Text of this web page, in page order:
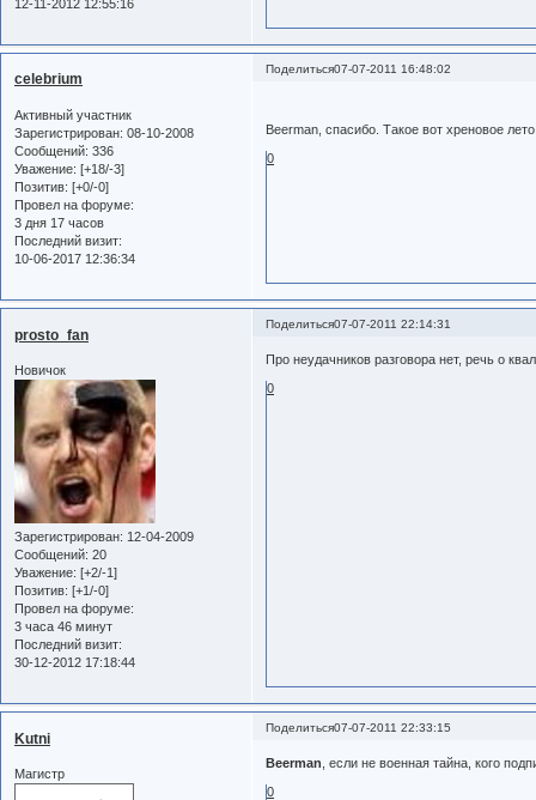
12-11-2012 12:55:16
Поделиться07-07-2011 16:48:02
celebrium
Активный участник
Зарегистрирован: 08-10-2008
Сообщений: 336
Уважение: [+18/-3]
Позитив: [+0/-0]
Провел на форуме:
3 дня 17 часов
Последний визит:
10-06-2017 12:36:34
Beerman, спасибо. Такое вот хреновое
0
Поделиться07-07-2011 22:14:31
prosto_fan
Новичок
Зарегистрирован: 12-04-2009
Сообщений: 20
Уважение: [+2/-1]
Позитив: [+1/-0]
Провел на форуме:
3 часа 46 минут
Последний визит:
30-12-2012 17:18:44
Про неудачников разговора нет, речь о
0
Поделиться07-07-2011 22:33:15
Kutni
Магистр
Beerman, если не военная тайна, кого
0